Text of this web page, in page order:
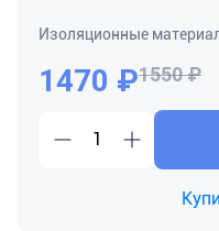
Изоляционные
1470 ₽1550 ₽